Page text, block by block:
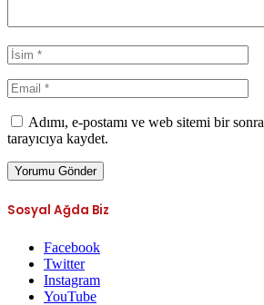
Adımı, e-postamı ve web sitemi bir
tarayıcıya kaydet.
Sosyal Ağda Biz
Facebook
Twitter
Instagram
YouTube